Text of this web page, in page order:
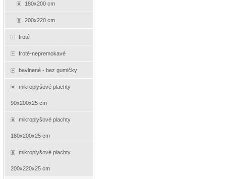
180x200 cm
200x220 cm
froté
froté-nepremokavé
bavlnené - bez gumičky
mikroplyšové plachty
90x200x25 cm
mikroplyšové plachty
180x200x25 cm
mikroplyšové plachty
200x220x25 cm